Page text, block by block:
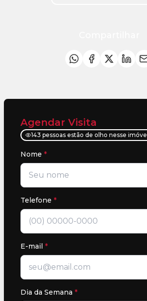
Agendar Visita
143 pessoas estão de olho nesse imóvel
Nome *
Telefone *
E-mail *
Dia da Semana *